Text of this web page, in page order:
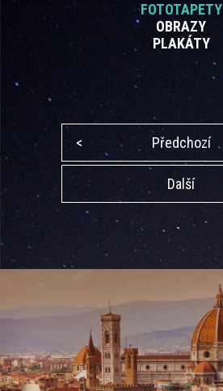
FOTOTAPETY
OBRAZY
PLAKÁTY
< Předchozí
Další